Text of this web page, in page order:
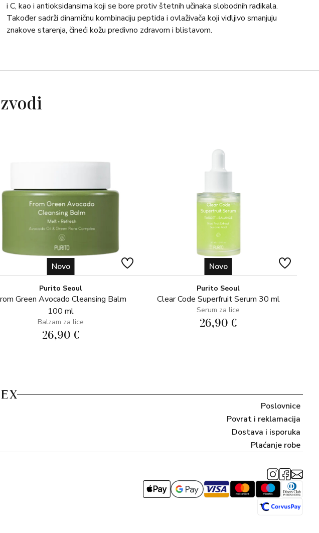
i C, kao i antioksidansima koji se bore protiv štetnih učinaka slobodnih radikala.
Također sadrži dinamičnu kombinaciju peptida i ovlaživača koji vidljivo smanjuju
znakove starenja, čineći kožu predivno zdravom i blistavom.
Novo
Purito Seoul
Green Avocado Cleansing Balm
100 ml
Balzam za lice
26,90 €
Novo
Purito Seoul
Clear Code Superfruit Serum 30 ml
Serum za lice
26,90 €
Poslovnice
Povrat i reklamacija
Dostava i isporuka
Plaćanje robe